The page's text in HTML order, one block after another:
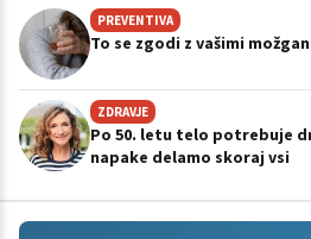
PREVENTIVA
To se zgodi z vašimi
ZDRAVJE
Po 50. letu telo potrebuje
napake delamo skoraj vsi